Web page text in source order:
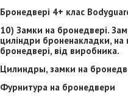
Бронедвері 4+ клас
10) Замки на бронедвері.
циліндри броненакладки, на
бронедвері, від виробника.
Цилиндры, замки на
Фурнитура на бронедвери